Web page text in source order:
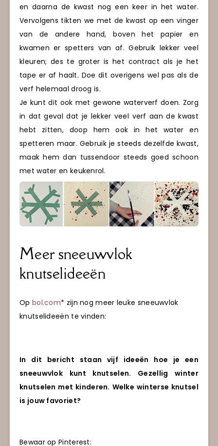
en daarna de kwast nog een keer in het water.
Vervolgens tikten we met de kwast op een vinger
van de andere hand, boven het papier en
kwamen er spetters van af. Gebruik lekker veel
kleuren; des te groter is het contract als je het
tape er af haalt. Doe dit overigens wel pas als de
verf helemaal droog is.
Je kunt dit ook met gewone waterverf doen. Zorg
in dat geval dat je lekker veel verf aan de kwast
hebt zitten, doop hem ook in het water en
spetteren maar. Gebruik je steeds dezelfde kwast,
maak hem dan tussendoor steeds goed schoon
met water en keukenrol.
Meer sneeuwvlok
knutselideeën
Op bol.com* zijn nog meer leuke sneeuwvlok
knutselideeën te vinden:
In dit bericht staan vijf ideeën hoe je een
sneeuwvlok kunt knutselen. Gezellig winter
knutselen met kinderen. Welke winterse knutsel
is jouw favoriet?
Bewaar op Pinterest: